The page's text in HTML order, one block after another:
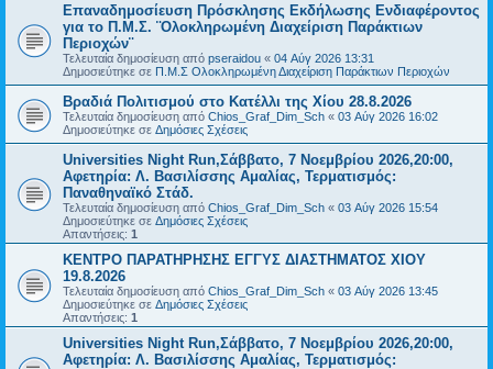
Επαναδημοσίευση Πρόσκλησης Εκδήλωσης Ενδιαφέροντος
για το Π.Μ.Σ. ¨Ολοκληρωμένη Διαχείριση Παράκτιων
Περιοχών¨
Τελευταία δημοσίευση από pseraidou « 04 Αύγ 2026 13:31
Δημοσιεύτηκε σε Π.Μ.Σ Ολοκληρωμένη Διαχείριση Παράκτιων Περιοχών
Βραδιά Πολιτισμού στο Κατέλλι της Χίου 28.8.2026
Τελευταία δημοσίευση από Chios_Graf_Dim_Sch « 03 Αύγ 2026 16:02
Δημοσιεύτηκε σε Δημόσιες Σχέσεις
Universities Night Run,Σάββατο, 7 Νοεμβρίου 2026,20:00,
Αφετηρία: Λ. Βασιλίσσης Αμαλίας, Τερματισμός:
Παναθηναϊκό Στάδ.
Τελευταία δημοσίευση από Chios_Graf_Dim_Sch « 03 Αύγ 2026 15:54
Δημοσιεύτηκε σε Δημόσιες Σχέσεις
Απαντήσεις: 1
ΚΕΝΤΡΟ ΠΑΡΑΤΗΡΗΣΗΣ ΕΓΓΥΣ ΔΙΑΣΤΗΜΑΤΟΣ ΧΙΟΥ
19.8.2026
Τελευταία δημοσίευση από Chios_Graf_Dim_Sch « 03 Αύγ 2026 13:45
Δημοσιεύτηκε σε Δημόσιες Σχέσεις
Απαντήσεις: 1
Universities Night Run,Σάββατο, 7 Νοεμβρίου 2026,20:00,
Αφετηρία: Λ. Βασιλίσσης Αμαλίας, Τερματισμός: